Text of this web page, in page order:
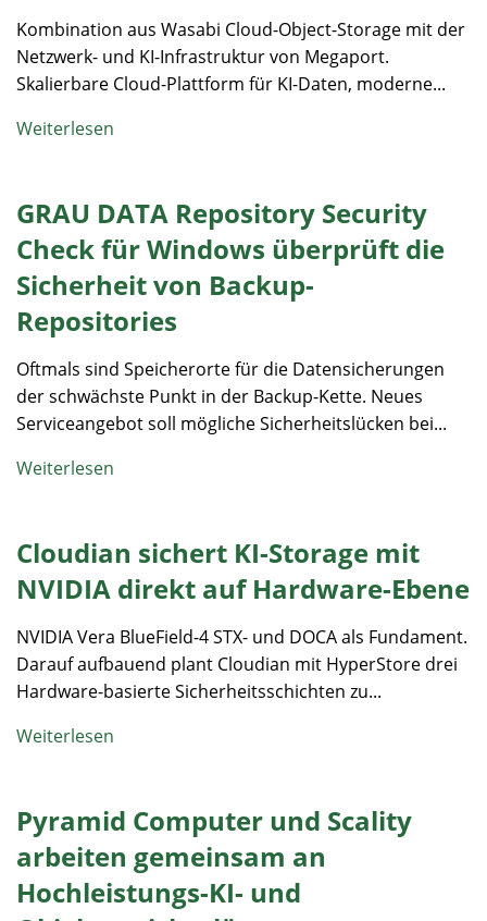
Kombination aus Wasabi Cloud-Object-Storage mit der
Netzwerk- und KI-Infrastruktur von Megaport.
Skalierbare Cloud-Plattform für KI-Daten, moderne...
Weiterlesen
GRAU DATA Repository Security
Check für Windows überprüft die
Sicherheit von Backup-
Repositories
Oftmals sind Speicherorte für die Datensicherungen
der schwächste Punkt in der Backup-Kette. Neues
Serviceangebot soll mögliche Sicherheitslücken bei...
Weiterlesen
Cloudian sichert KI-Storage mit
NVIDIA direkt auf Hardware-Ebene
NVIDIA Vera BlueField-4 STX- und DOCA als Fundament.
Darauf aufbauend plant Cloudian mit HyperStore drei
Hardware-basierte Sicherheitsschichten zu...
Weiterlesen
Pyramid Computer und Scality
arbeiten gemeinsam an
Hochleistungs-KI- und